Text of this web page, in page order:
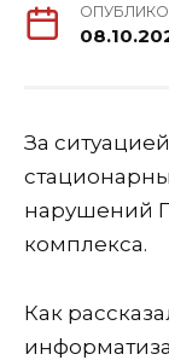
За
нарушений
комплекса.
Как